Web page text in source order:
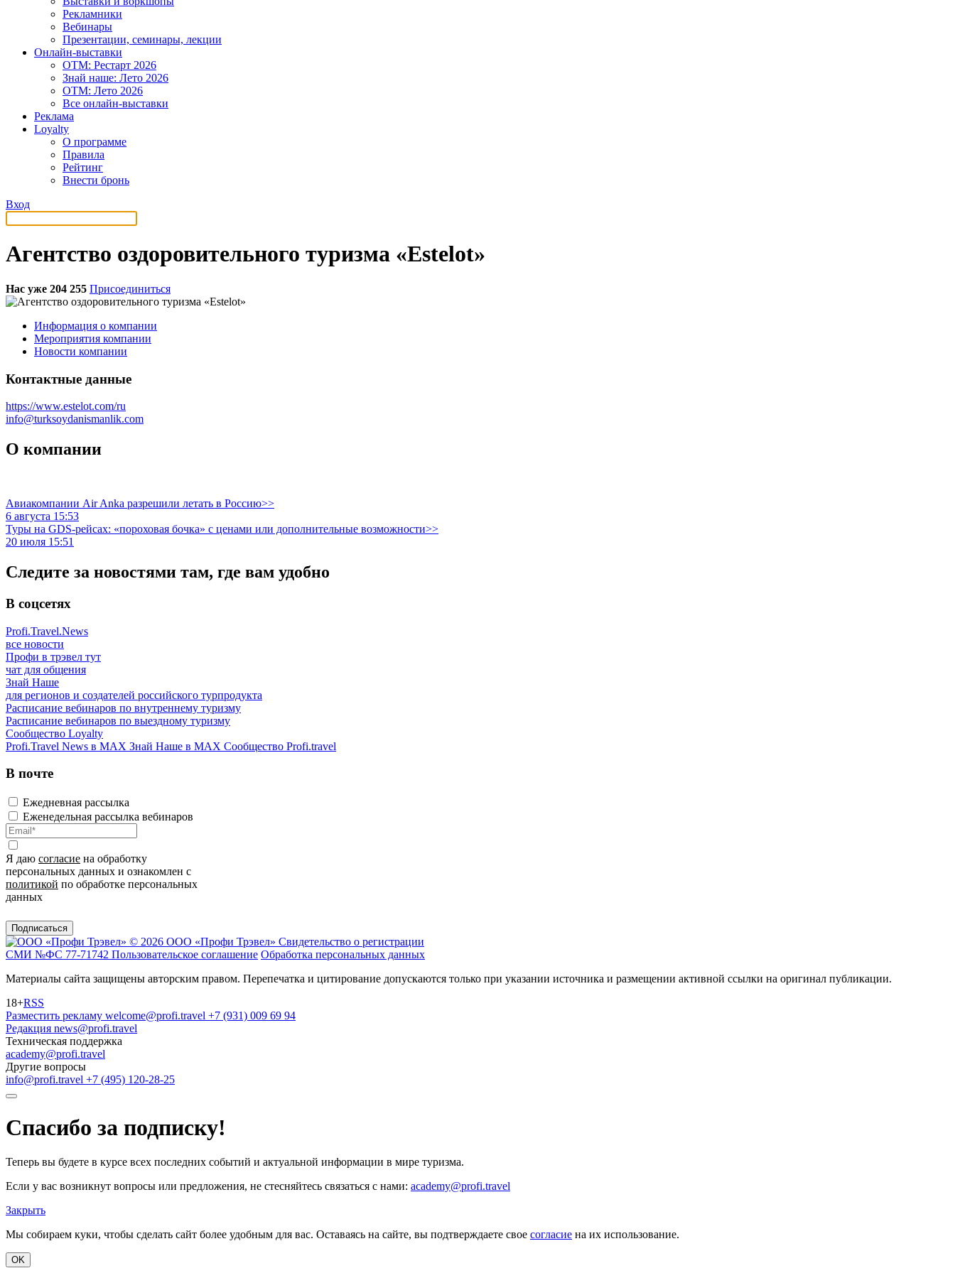
Рекламники
Вебинары
Презентации, семинары, лекции
Онлайн-выставки
OTM: Рестарт 2026
Знай наше: Лето 2026
OTM: Лето 2026
Все онлайн-выставки
Реклама
Loyalty
О программе
Правила
Рейтинг
Внести бронь
Вход
Агентство оздоровительного туризма «Estelot»
Нас уже 204 255 Присоединиться
Информация о компании
Мероприятия компании
Новости компании
Контактные данные
https://www.estelot.com/ru
info@turksoydanismanlik.com
О компании
Авиакомпании Air Anka разрешили летать в Россию>>
6 августа 15:53
Туры на GDS-рейсах: «пороховая бочка» с ценами или дополнительные возможности>>
20 июля 15:51
Следите за новостями там, где вам удобно
В соцсетях
Profi.Travel.News
все новости
Профи в трэвел тут
чат для общения
Знай Наше
для регионов и создателей российского турпродукта
Расписание вебинаров по внутреннему туризму
Расписание вебинаров по выездному туризму
Сообщество Loyalty
Profi.Travel News в MAX Знай Наше в MAX Сообщество Profi.travel
В почте
Ежедневная рассылка
Еженедельная рассылка вебинаров
Я даю согласие на обработку
персональных данных и ознакомлен с
политикой по обработке персональных
данных
Подписаться
© 2026 ООО «Профи Трэвeл» Свидетельство о регистрации
СМИ №ФС 77-71742 Пользовательское соглашение Обработка персональных данных
Материалы сайта защищены авторским правом. Перепечатка и цитирование допускаются только при указании источника и размещении активной ссылки на оригинал публикации.
18+RSS
Разместить рекламу welcome@profi.travel +7 (931) 009 69 94
Редакция news@profi.travel
Техническая поддержка
academy@profi.travel
Другие вопросы
info@profi.travel +7 (495) 120-28-25
Спасибо за подписку!
Теперь вы будете в курсе всех последних событий и актуальной информации в мире туризма.
Если у вас возникнут вопросы или предложения, не стесняйтесь связаться с нами: academy@profi.travel
Закрыть
Мы собираем куки, чтобы сделать сайт более удобным для вас. Оставаясь на сайте, вы подтверждаете свое согласие на их использование.
OK